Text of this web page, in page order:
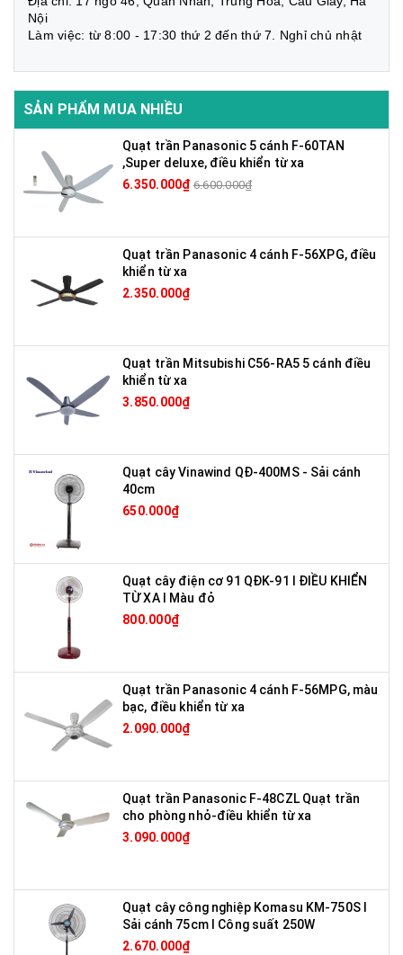
Nội
Làm việc: từ 8:00 - 17:30 thứ 2 đến thứ 7. Nghỉ chủ nhật
SẢN PHẨM MUA NHIỀU
Quạt trần Panasonic 5 cánh F-60TAN
,Super deluxe, điều khiển từ xa
6.350.000₫ 6.600.000₫
Quạt trần Panasonic 4 cánh F-56XPG, điều
khiển từ xa
2.350.000₫
Quạt trần Mitsubishi C56-RA5 5 cánh điều
khiển từ xa
3.850.000₫
Quạt cây Vinawind QĐ-400MS - Sải cánh
40cm
650.000₫
Quạt cây điện cơ 91 QĐK-91 I ĐIỀU KHIỂN
TỪ XA I Màu đỏ
800.000₫
Quạt trần Panasonic 4 cánh F-56MPG, màu
bạc, điều khiển từ xa
2.090.000₫
Quạt trần Panasonic F-48CZL Quạt trần
cho phòng nhỏ-điều khiển từ xa
3.090.000₫
Quạt cây công nghiệp Komasu KM-750S I
Sải cánh 75cm I Công suất 250W
2.670.000₫